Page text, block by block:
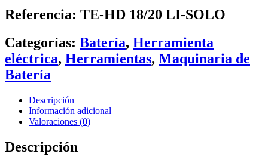
HD
LI-
SOLO
cantidad
Referencia: TE-HD 18/20 LI-SOLO
Categorías: Batería, Herramienta
eléctrica, Herramientas, Maquinaria de
Batería
Descripción
Información adicional
Valoraciones (0)
Descripción